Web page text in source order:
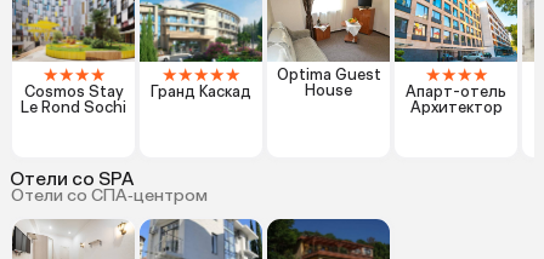
★★★★
Cosmos Stay
Le Rond Sochi
★★★★★
Гранд Каскад
Optima Guest
House
★★★★
Апарт-отель
Архитектор
Отели со SPA
Отели со СПА‑центром